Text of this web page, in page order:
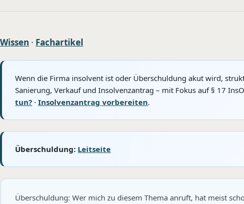
Wissen · Fachartikel
Wenn die Firma insolvent ist oder Überschuldung akut wird,
Sanierung, Verkauf und Insolvenzantrag – mit Fokus auf § 17
tun? ·Insolvenzantrag vorbereiten.
Überschuldung: Leitseite
Überschuldung: Wer mich zu diesem Thema anruft, hat meist